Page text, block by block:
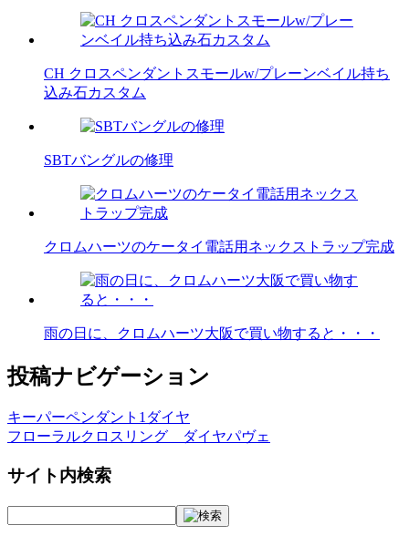
CH クロスペンダントスモールw/プレーンベイル持ち
込み石カスタム
SBTバングルの修理
クロムハーツのケータイ電話用ネックストラップ完成
雨の日に、クロムハーツ大阪で買い物すると・・・
投稿ナビゲーション
キーパーペンダント1ダイヤ
フローラルクロスリング ダイヤパヴェ
サイト内検索